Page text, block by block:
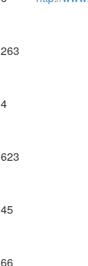
263
4
623
45
66